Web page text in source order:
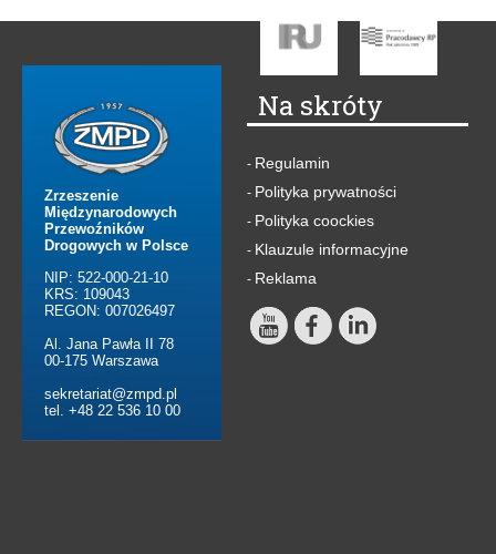
Zrzeszenie
Międzynarodowych
Przewoźników
Drogowych w Polsce
NIP: 522-000-21-10
KRS: 109043
REGON: 007026497
Al. Jana Pawła II 78
00-175 Warszawa
sekretariat@zmpd.pl
tel. +48 22 536 10 00
Na skróty
- Regulamin
- Polityka prywatności
- Polityka coockies
- Klauzule informacyjne
- Reklama